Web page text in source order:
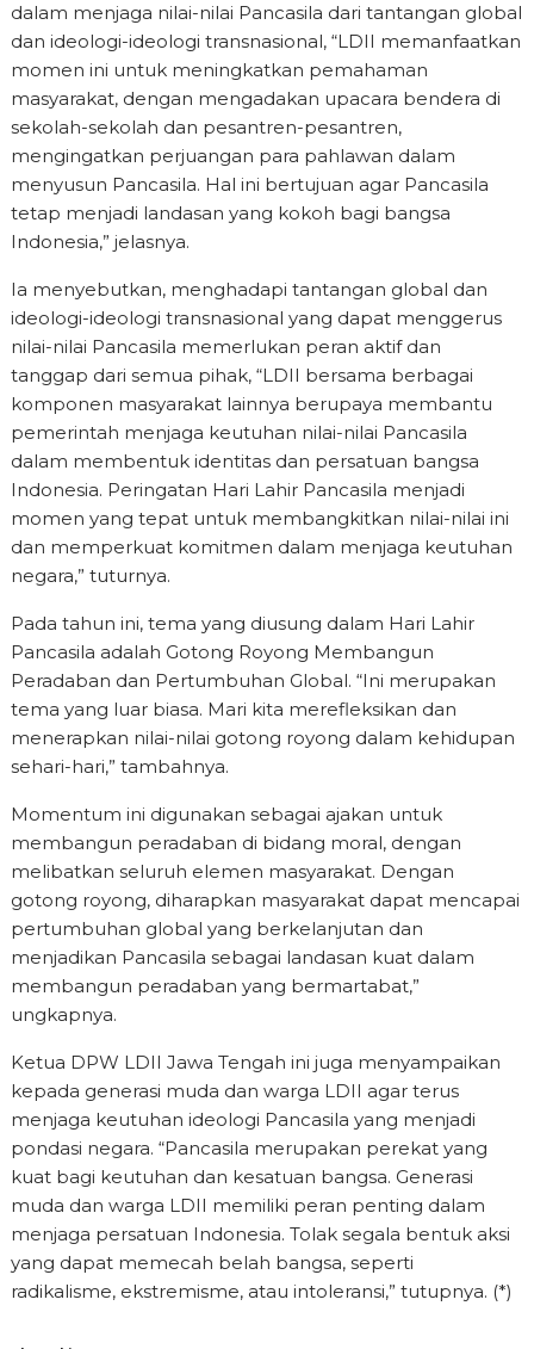
dalam menjaga nilai-nilai Pancasila dari tantangan global
dan ideologi-ideologi transnasional, “LDII memanfaatkan
momen ini untuk meningkatkan pemahaman
masyarakat, dengan mengadakan upacara bendera di
sekolah-sekolah dan pesantren-pesantren,
mengingatkan perjuangan para pahlawan dalam
menyusun Pancasila. Hal ini bertujuan agar Pancasila
tetap menjadi landasan yang kokoh bagi bangsa
Indonesia,” jelasnya.
Ia menyebutkan, menghadapi tantangan global dan
ideologi-ideologi transnasional yang dapat menggerus
nilai-nilai Pancasila memerlukan peran aktif dan
tanggap dari semua pihak, “LDII bersama berbagai
komponen masyarakat lainnya berupaya membantu
pemerintah menjaga keutuhan nilai-nilai Pancasila
dalam membentuk identitas dan persatuan bangsa
Indonesia. Peringatan Hari Lahir Pancasila menjadi
momen yang tepat untuk membangkitkan nilai-nilai ini
dan memperkuat komitmen dalam menjaga keutuhan
negara,” tuturnya.
Pada tahun ini, tema yang diusung dalam Hari Lahir
Pancasila adalah Gotong Royong Membangun
Peradaban dan Pertumbuhan Global. “Ini merupakan
tema yang luar biasa. Mari kita merefleksikan dan
menerapkan nilai-nilai gotong royong dalam kehidupan
sehari-hari,” tambahnya.
Momentum ini digunakan sebagai ajakan untuk
membangun peradaban di bidang moral, dengan
melibatkan seluruh elemen masyarakat. Dengan
gotong royong, diharapkan masyarakat dapat mencapai
pertumbuhan global yang berkelanjutan dan
menjadikan Pancasila sebagai landasan kuat dalam
membangun peradaban yang bermartabat,”
ungkapnya.
Ketua DPW LDII Jawa Tengah ini juga menyampaikan
kepada generasi muda dan warga LDII agar terus
menjaga keutuhan ideologi Pancasila yang menjadi
pondasi negara. “Pancasila merupakan perekat yang
kuat bagi keutuhan dan kesatuan bangsa. Generasi
muda dan warga LDII memiliki peran penting dalam
menjaga persatuan Indonesia. Tolak segala bentuk aksi
yang dapat memecah belah bangsa, seperti
radikalisme, ekstremisme, atau intoleransi,” tutupnya. (*)